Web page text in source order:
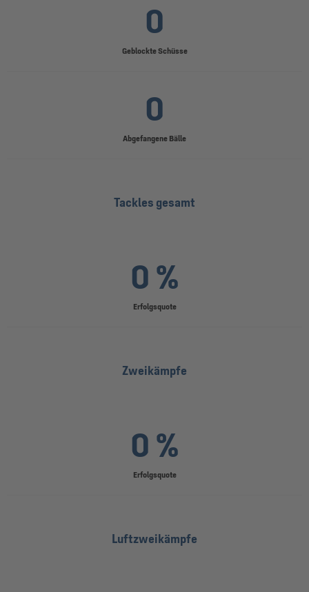
Geblockte Schüsse
0
Abgefangene Bälle
0
Tackles gesamt
Erfolgsquote
0 %
Zweikämpfe
Erfolgsquote
0 %
Luftzweikämpfe